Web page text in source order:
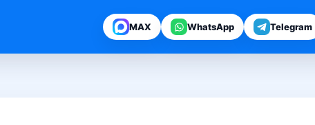
MAX WhatsApp Telegram